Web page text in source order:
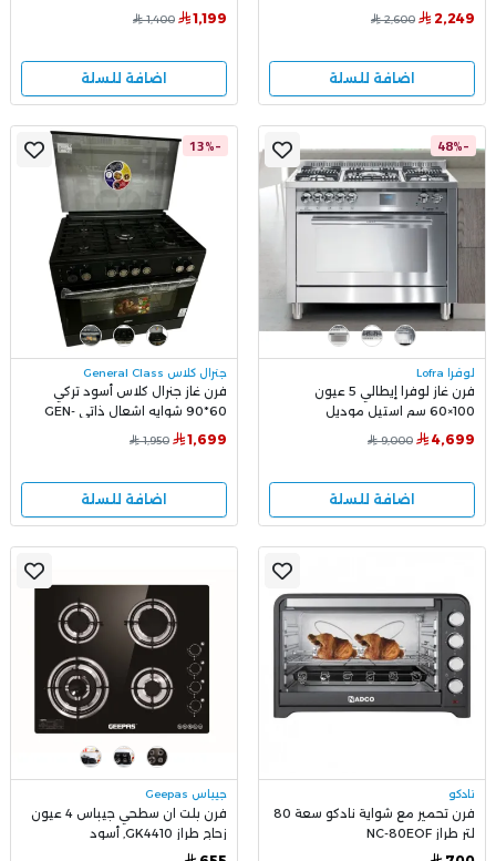
2,249
2,600
اضافة للسلة
1,199
1,400
اضافة للسلة
-48%
لوفرا Lofra
فرن غاز لوفرا إيطالي 5 عيون
100×60 سم استيل موديل
PG106G2VGT/U1
4,699
9,000
اضافة للسلة
-13%
جنرال كلاس General Class
فرن غاز جنرال كلاس أسود تركي
60*90 شوايه اشعال ذاتي GEN-
9060FS
1,699
1,950
اضافة للسلة
نادكو
فرن تحمير مع شواية نادكو سعة 80
لتر طراز NC-80EOF
جيباس Geepas
فرن بلت ان سطحي جيباس 4 عيون
زجاج طراز GK4410, أسود